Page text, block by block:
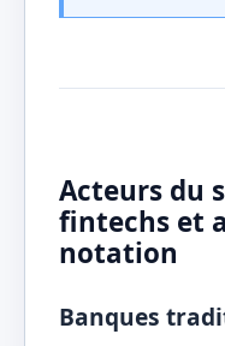
Acteurs du
fintechs et
notation
Banques